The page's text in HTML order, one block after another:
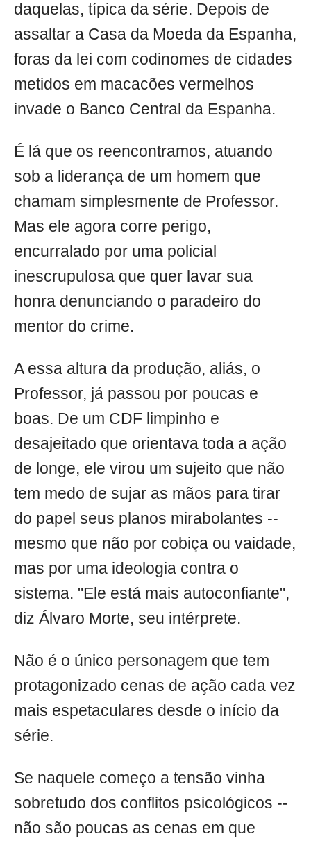
daquelas, típica da série. Depois de
assaltar a Casa da Moeda da Espanha,
foras da lei com codinomes de cidades
metidos em macacões vermelhos
invade o Banco Central da Espanha.
É lá que os reencontramos, atuando
sob a liderança de um homem que
chamam simplesmente de Professor.
Mas ele agora corre perigo,
encurralado por uma policial
inescrupulosa que quer lavar sua
honra denunciando o paradeiro do
mentor do crime.
A essa altura da produção, aliás, o
Professor, já passou por poucas e
boas. De um CDF limpinho e
desajeitado que orientava toda a ação
de longe, ele virou um sujeito que não
tem medo de sujar as mãos para tirar
do papel seus planos mirabolantes --
mesmo que não por cobiça ou vaidade,
mas por uma ideologia contra o
sistema. "Ele está mais autoconfiante",
diz Álvaro Morte, seu intérprete.
Não é o único personagem que tem
protagonizado cenas de ação cada vez
mais espetaculares desde o início da
série.
Se naquele começo a tensão vinha
sobretudo dos conflitos psicológicos --
não são poucas as cenas em que